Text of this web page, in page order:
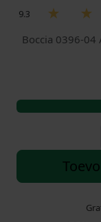
9.3
Boccia 0396-